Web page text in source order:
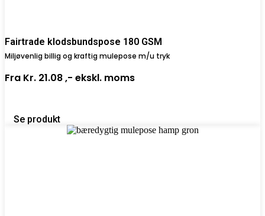
Fairtrade klodsbundspose 180 GSM
Miljøvenlig billig og kraftig mulepose m/u tryk
Fra Kr. 21.08 ,- ekskl. moms
Se produkt